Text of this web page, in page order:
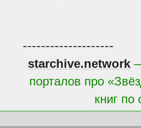
--------------------
starchive.network
порталов про
книг по